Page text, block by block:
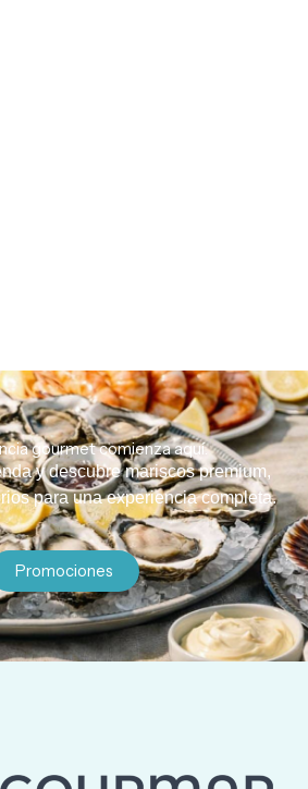
gourmet comienza aquí.
y descubre mariscos premium,
para una experiencia completa.
Promociones